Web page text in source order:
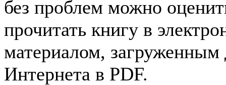
без проблем можно
прочитать книгу в
материалом,
Интернета в PDF.